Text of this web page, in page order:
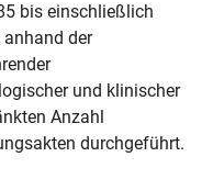
bis einschließlich
anhand der
und klinischer
Anzahl
durchgeführt.